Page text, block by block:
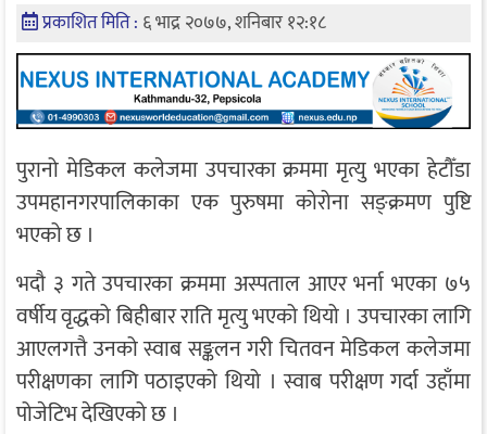
प्रकाशित मिति : ६ भाद्र २०७७, शनिबार १२:१८
पुरानो मेडिकल कलेजमा उपचारका क्रममा मृत्यु भएका हेटौँडा
उपमहानगरपालिकाका एक पुरुषमा कोरोना सङ्क्रमण पुष्टि
भएको छ ।
भदौ ३ गते उपचारका क्रममा अस्पताल आएर भर्ना भएका ७५
वर्षीय वृद्धको बिहीबार राति मृत्यु भएको थियो । उपचारका लागि
आएलगत्तै उनको स्वाब सङ्कलन गरी चितवन मेडिकल कलेजमा
परीक्षणका लागि पठाइएको थियो । स्वाब परीक्षण गर्दा उहाँमा
पोजेटिभ देखिएको छ ।